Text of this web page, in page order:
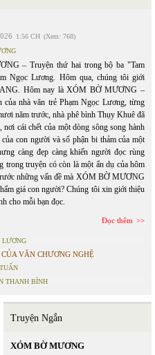
1:56 CH (Xem: 768)
– Truyện thứ hai trong bộ ba "Tam
Ngọc Lương. Hôm qua, chúng tôi giới
Hôm nay là XÓM BỜ MƯƠNG –
của nhà văn trẻ Phạm Ngọc Lương, từng
năm trước, nhà phê bình Thụy Khuê đã
cái chết của một dòng sông song hành
con người và số phận bi thảm của một
càng đẹp càng khiến người đọc rùng
truyện có còn là một ẩn dụ của hôm
những vấn đề mà XÓM BỜ MƯƠNG
giá con người? Chúng tôi xin giới thiệu
cho mỗi bạn đọc.
Đọc thêm
LƯƠNG
VĂN CHƯƠNG NGHỆ
THANH BÌNH
Truyện Ngắn
XÓM BỜ MƯƠNG